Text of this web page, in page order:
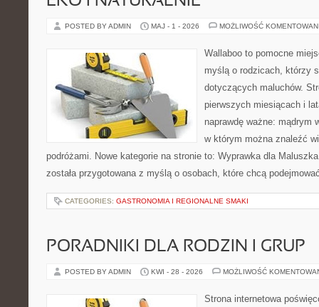
POSTED BY ADMIN MAJ - 1 - 2026 MOŻLIWOŚĆ
Wallaboo to pomocne
myślą o rodzicach, którzy
dotyczących maluchów.
pierwszych miesiącach i
naprawdę ważne: mądrym
w którym można znaleźć
podróżami. Nowe kategorie na stronie to: Wyprawka dla
została przygotowana z myślą o osobach, które chcą
CATEGORIES: GASTRONOMIA I REGIONALNE SMAKI
PORADNIKI DLA RODZIN I GRUP
POSTED BY ADMIN KWI - 28 - 2026 MOŻLIWOŚĆ
Strona internetowa